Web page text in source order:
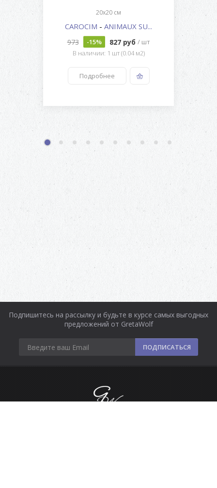
20x20 см
CAROCIM - ANIMAUX SU...
973 -15% 827 руб / шт
В наличии: 1 шт (0.04 м2)
Подробнее
1 2 3 4 5 6 7 8 9 10
Подпишитесь на рассылку и будьте в курсе самых выгодных
предложений от GretaWolf
ПОДПИСАТЬСЯ